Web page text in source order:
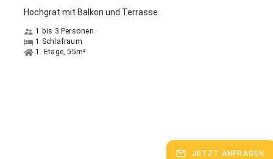
leuchtend klaren Sternenhimmel, weil es keine umliegenden
Dorf Böserscheidegg liegt auf 800 Metern Höhe. Wir sind hier im
von den Ferienwohnungen entfernt gibt es einen Bäcker mit
Hochgrat mit Balkon und Terrasse
1 bis 3 Personen
1 Schlafraum
1. Etage, 55m²
JETZT ANFRAGEN